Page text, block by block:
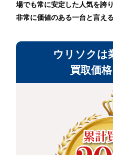
場でも常に安定した人気を誇
非常に価値のある一台と言え
ウリソクは
買取価